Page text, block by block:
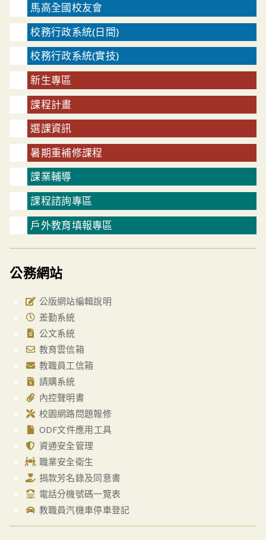
馬高全國校友會
校務行政系統(日間)
校務行政系統(實技)
新生專區
課程計畫
選課資訊
暑期重補修課程
課業輔導
課程諮詢專區
戶外教育填報專區
公務網站
公版網站編輯說明
差勤系統
公文系統
教育雲信箱
教職員工信箱
請購系統
內控聲明書
校園網路問題報修
ODF文件應用工具
資通安全管理
職業安全衛生
捐款芳名錄及同意書
電話分機號碼一覽表
教職員汽機車停車登記